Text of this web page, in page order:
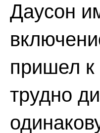
Даусон
пришел к
трудно